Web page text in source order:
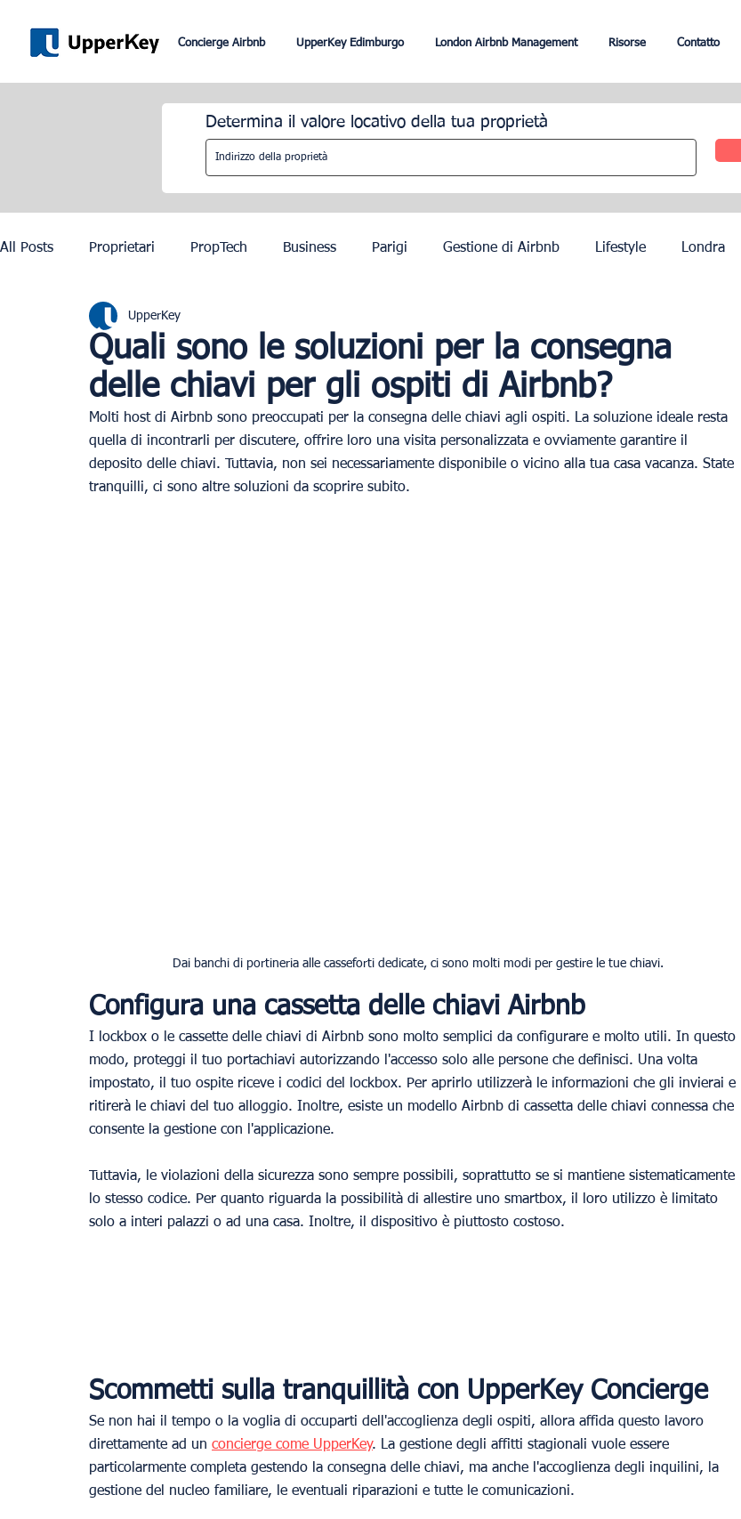
Concierge Airbnb UpperKey Edimburgo London Airbnb Management Risorse Contatto
Determina il valore locativo della tua proprietà
All Posts Proprietari PropTech Business Parigi Gestione di Airbnb Lifestyle Londra
Dubai Lisbona
Olimpiadi di Parigi 2024
Quali sono le soluzioni per la consegna
delle chiavi per gli ospiti di Airbnb?
UpperKey
Molti host di Airbnb sono preoccupati per la consegna delle chiavi agli ospiti. La soluzione ideale resta
quella di incontrarli per discutere, offrire loro una visita personalizzata e ovviamente garantire il
deposito delle chiavi. Tuttavia, non sei necessariamente disponibile o vicino alla tua casa vacanza. State
tranquilli, ci sono altre soluzioni da scoprire subito.
Dai banchi di portineria alle casseforti dedicate, ci sono molti modi per gestire le tue chiavi.
Configura una cassetta delle chiavi Airbnb
I lockbox o le cassette delle chiavi di Airbnb sono molto semplici da configurare e molto utili. In questo
modo, proteggi il tuo portachiavi autorizzando l'accesso solo alle persone che definisci. Una volta
impostato, il tuo ospite riceve i codici del lockbox. Per aprirlo utilizzerà le informazioni che gli invierai e
ritirerà le chiavi del tuo alloggio. Inoltre, esiste un modello Airbnb di cassetta delle chiavi connessa che
consente la gestione con l'applicazione.
Tuttavia, le violazioni della sicurezza sono sempre possibili, soprattutto se si mantiene sistematicamente
lo stesso codice. Per quanto riguarda la possibilità di allestire uno smartbox, il loro utilizzo è limitato
solo a interi palazzi o ad una casa. Inoltre, il dispositivo è piuttosto costoso.
Scommetti sulla tranquillità con UpperKey Concierge
Se non hai il tempo o la voglia di occuparti dell'accoglienza degli ospiti, allora affida questo lavoro
direttamente ad un concierge come UpperKey. La gestione degli affitti stagionali vuole essere
particolarmente completa gestendo la consegna delle chiavi, ma anche l'accoglienza degli inquilini, la
gestione del nucleo familiare, le eventuali riparazioni e tutte le comunicazioni.